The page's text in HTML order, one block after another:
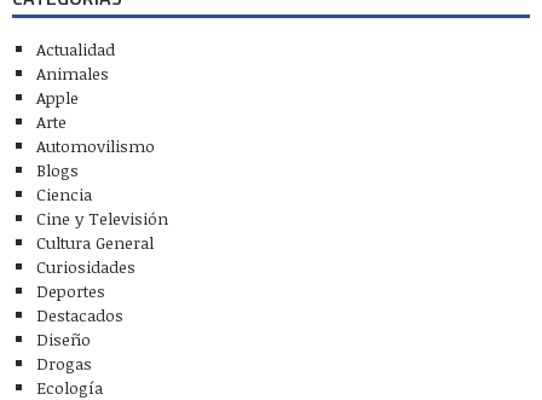
Actualidad
Animales
Apple
Arte
Automovilismo
Blogs
Ciencia
Cine y Televisión
Cultura General
Curiosidades
Deportes
Destacados
Diseño
Drogas
Ecología